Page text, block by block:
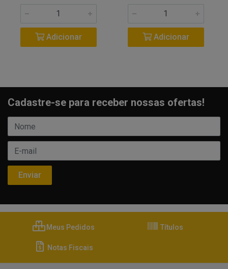
Adicionar Adicionar
Cadastre-se para receber nossas ofertas!
Meus Pedidos Títulos
Notas Fiscais